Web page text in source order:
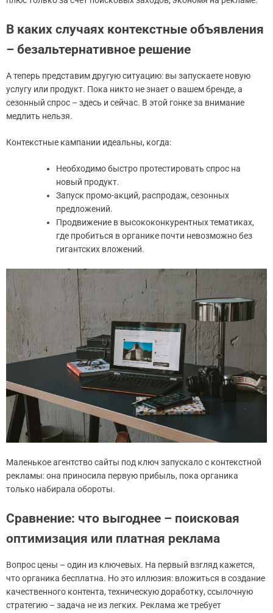
В каких случаях контекстные объявления
– безальтернативное решение
А теперь представим другую ситуацию: вы запускаете новую
услугу или продукт. Пока никто не знает о вашем бренде, а
сезонный спрос – здесь и сейчас. В этой гонке за внимание
медлить нельзя.
Контекстные кампании идеальны, когда:
Необходимо быстро протестировать спрос на
новый продукт.
Запуск промо-акций, распродаж, сезонных
предложений.
Продвижение в высококонкурентных тематиках,
где пробиться в органике почти невозможно без
гигантских вложений.
Маленькое агентство сайты под ключ запускало с контекстной
рекламы: она приносила первую прибыль, пока органика
только набирала обороты.
Сравнение: что выгоднее – поисковая
оптимизация или платная реклама
Вопрос цены – один из ключевых. На первый взгляд кажется,
что органика бесплатна. Но это иллюзия: вложиться в создание
качественного контента, техническую доработку, ссылочную
стратегию – задача не из легких. Реклама же требует